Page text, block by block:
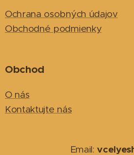
Ochrana osobných údajov
Obchodné podmienky
Obchod
O nás
Kontaktujte nás
Email: